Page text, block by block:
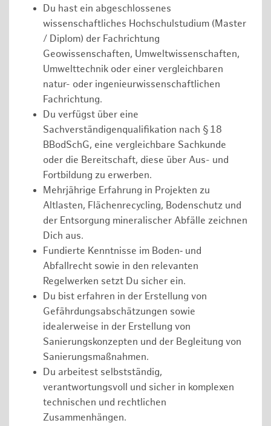
Du hast ein abgeschlossenes
wissenschaftliches Hochschulstudium (Master
/ Diplom) der Fachrichtung
Geowissenschaften, Umweltwissenschaften,
Umwelttechnik oder einer vergleichbaren
natur- oder ingenieurwissenschaftlichen
Fachrichtung.
Du verfügst über eine
Sachverständigenqualifikation nach § 18
BBodSchG, eine vergleichbare Sachkunde
oder die Bereitschaft, diese über Aus- und
Fortbildung zu erwerben.
Mehrjährige Erfahrung in Projekten zu
Altlasten, Flächenrecycling, Bodenschutz und
der Entsorgung mineralischer Abfälle zeichnen
Dich aus.
Fundierte Kenntnisse im Boden‑ und
Abfallrecht sowie in den relevanten
Regelwerken setzt Du sicher ein.
Du bist erfahren in der Erstellung von
Gefährdungsabschätzungen sowie
idealerweise in der Erstellung von
Sanierungskonzepten und der Begleitung von
Sanierungsmaßnahmen.
Du arbeitest selbstständig,
verantwortungsvoll und sicher in komplexen
technischen und rechtlichen
Zusammenhängen.